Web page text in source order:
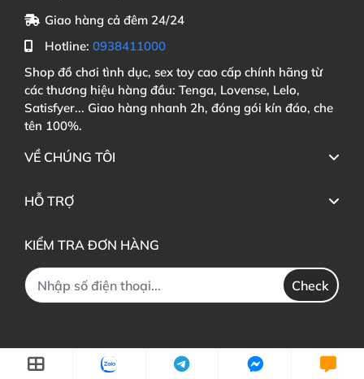
Giao hàng cả đêm 24/24
Hotline: 0938411000
Shop đồ chơi tình dục, sex toy cao cấp chính hãng từ
các thương hiệu hàng đầu: Tenga, Lovense, Lelo,
Satisfyer... Giao hàng nhanh 2h, đóng gói kín đáo, che
tên 100%.
VỀ CHÚNG TÔI
HỖ TRỢ
KIỂM TRA ĐƠN HÀNG
Check